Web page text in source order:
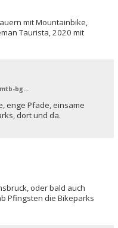
mit Mountainbike,
Taurista, 2020 mit
Nikolova
enge Pfade, einsame
dort und da.
oder bald auch
Pfingsten die Bikeparks